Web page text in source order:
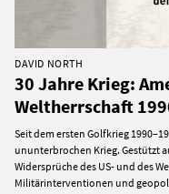
DAVID NORTH
30 Jahre Krieg:
Weltherrschaft
Seit dem ersten Golfkrieg
ununterbrochen Krieg. Gestützt
Widersprüche des US- und des
Militärinterventionen und